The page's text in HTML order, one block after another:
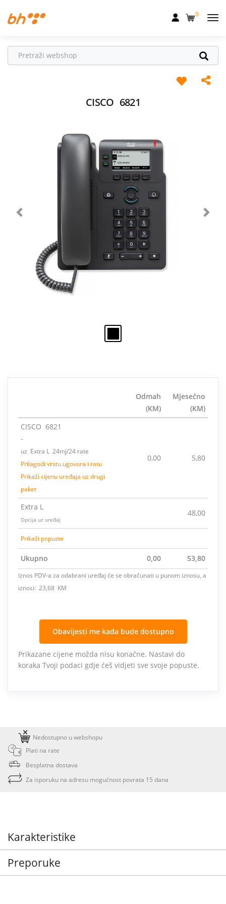
Fiksna
0
CISCO 6821
Odmah
(KM)
Mjesečno
(KM)
CISCO 6821
-
uz Extra L 24mj/24 rate
Prilagodi vrstu ugovora i ratu
Prikaži cijenu uređaja uz drugi
paket
0,00 5,80
Extra L
Opcija uz uređaj
48,00
Prikaži popuste
Ukupno 0,00 53,80
Iznos PDV-a za odabrani uređaj će se obračunati u punom iznosu, a
iznosi: 23,68 KM
Obavijesti me kada bude dostupno
Prikazane cijene možda nisu konačne. Nastavi do
koraka Tvoji podaci gdje ćeš vidjeti sve svoje popuste.
Nedostupno u webshopu
Plati na rate
Besplatna dostava
Za isporuku na adresu mogućnost povrata 15 dana
Karakteristike
Preporuke